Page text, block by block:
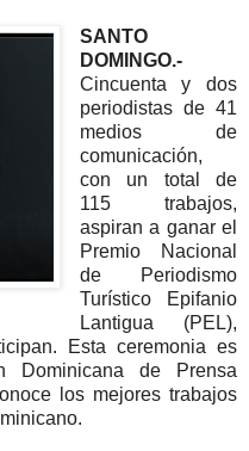
SANTO
DOMINGO.-
Cincuenta y dos
periodistas de 41
medios de
comunicación,
con un total de
115 trabajos,
aspiran a ganar el
Premio Nacional
de Periodismo
Turístico Epifanio
Lantigua (PEL),
Esta ceremonia es
Dominicana de Prensa
los mejores trabajos